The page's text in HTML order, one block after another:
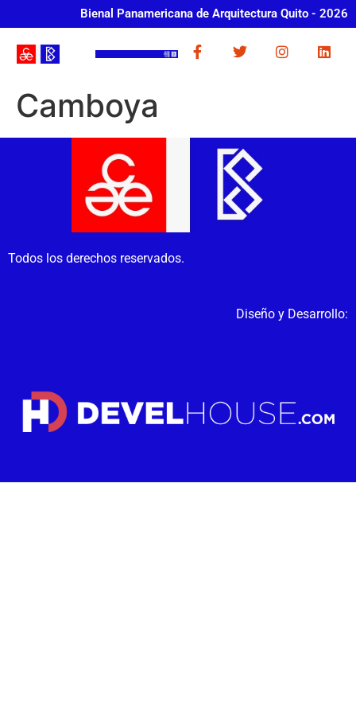
Bienal Panamericana de Arquitectura Quito - 2026
Camboya
Todos los derechos reservados.
Diseño y Desarrollo: